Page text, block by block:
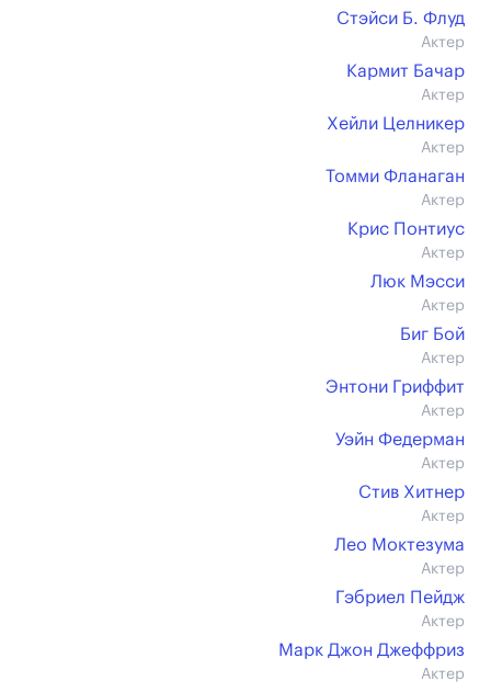
Стэйси Б. Флуд
Актер
Кармит Бачар
Актер
Хейли Целникер
Актер
Томми Фланаган
Актер
Крис Понтиус
Актер
Люк Мэсси
Актер
Биг Бой
Актер
Энтони Гриффит
Актер
Уэйн Федерман
Актер
Стив Хитнер
Актер
Лео Моктезума
Актер
Гэбриел Пейдж
Актер
Марк Джон Джеффриз
Актер